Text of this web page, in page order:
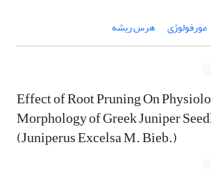
مورفولوژی هرس ریشه
Effect of Root Pruning On
Morphology of Greek Juniper
(Juniperus Excelsa M. Bieb.)